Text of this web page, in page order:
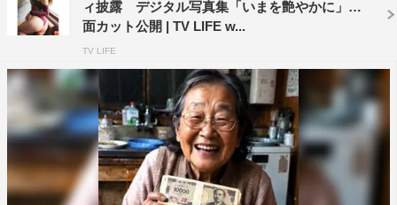
ィ披露 デジタル写真集「いまを艶やかに」誌
面カット公開 | TV LIFE w...
TV LIFE